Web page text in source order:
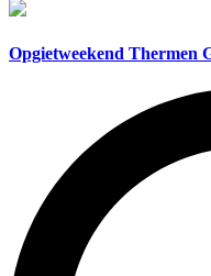
Opgietweekend Thermen